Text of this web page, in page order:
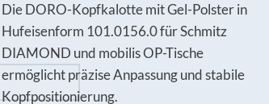
Die DORO-Kopfkalotte mit Gel-Polster in
Hufeisenform 101.0156.0 für Schmitz
DIAMOND und mobilis OP-Tische
ermöglicht präzise Anpassung und stabile
Kopfpositionierung.